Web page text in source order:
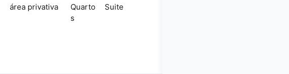
área privativa
Quarto
s
Suite